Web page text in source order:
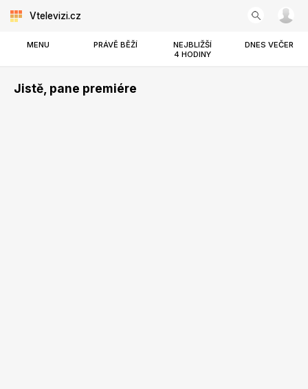
Vtelevizi.cz
MENU PRÁVĚ BĚŽÍ
NEJBLIŽŠÍ
4 HODINY
DNES VEČER
Jistě, pane premiére